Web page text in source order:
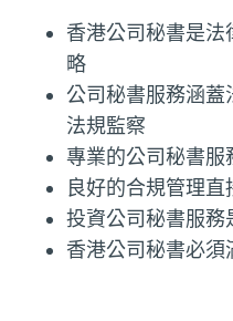
香港公司秘書是法
略
公司秘書服務涵蓋
法規監察
專業的公司秘書服
良好的合規管理
投資公司秘書服務
香港公司秘書必須